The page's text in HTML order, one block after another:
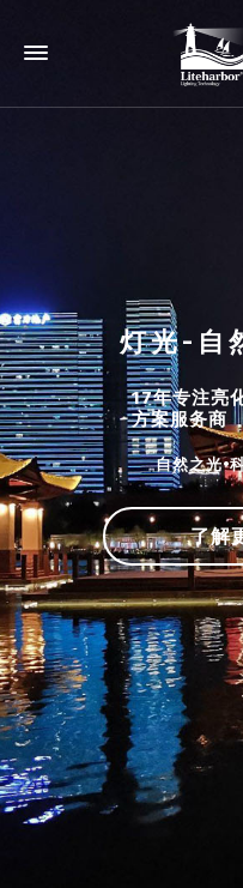
灯光-自
17年专注亮
方案服务商
自然之光•
了解